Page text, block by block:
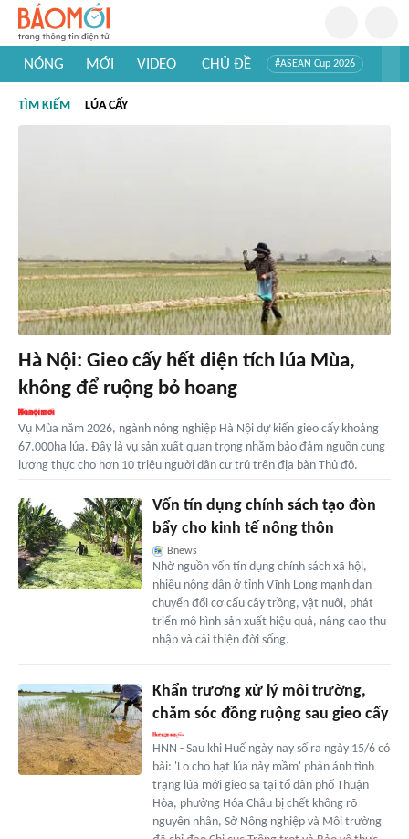
NÓNG MỚI VIDEO CHỦ ĐỀ #ASEAN Cup 2026
#Khám phá thế giới
TÌM KIẾM LÚA CẤY
Hà Nội: Gieo cấy hết diện tích lúa Mùa,
không để ruộng bỏ hoang
Vụ Mùa năm 2026, ngành nông nghiệp Hà Nội dự kiến gieo cấy khoảng
67.000ha lúa. Đây là vụ sản xuất quan trọng nhằm bảo đảm nguồn cung
lương thực cho hơn 10 triệu người dân cư trú trên địa bàn Thủ đô.
Vốn tín dụng chính sách tạo đòn
bẩy cho kinh tế nông thôn
Bnews
Nhờ nguồn vốn tín dụng chính sách xã hội,
nhiều nông dân ở tỉnh Vĩnh Long mạnh dạn
chuyển đổi cơ cấu cây trồng, vật nuôi, phát
triển mô hình sản xuất hiệu quả, nâng cao thu
nhập và cải thiện đời sống.
Khẩn trương xử lý môi trường,
chăm sóc đồng ruộng sau gieo cấy
HNN - Sau khi Huế ngày nay số ra ngày 15/6 có
bài: 'Lo cho hạt lúa nảy mầm' phản ánh tình
trạng lúa mới gieo sạ tại tổ dân phố Thuận
Hòa, phường Hóa Châu bị chết không rõ
nguyên nhân, Sở Nông nghiệp và Môi trường